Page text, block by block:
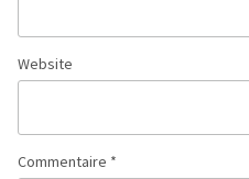
Website
Commentaire *